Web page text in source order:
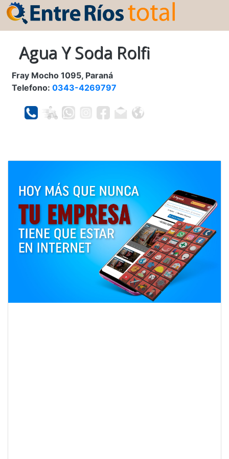
Agua Y Soda Rolfi
Fray Mocho 1095, Paraná
Telefono: 0343-4269797